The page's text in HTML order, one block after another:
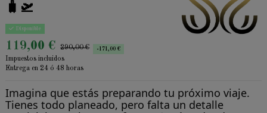
🧳🛫
Disponible
119,00 € 290,00 € -171,00 €
Impuestos incluidos
Entrega en 24 ó 48 horas
Imagina que estás preparando tu próximo viaje.
Tienes todo planeado, pero falta un detalle